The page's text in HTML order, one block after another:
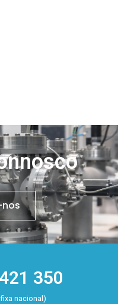
350
nacional)